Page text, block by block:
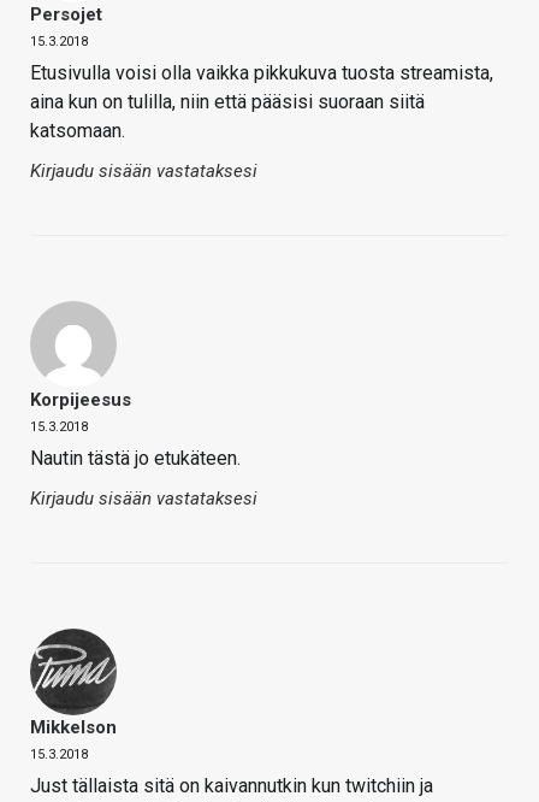
Persojet
15.3.2018
Etusivulla voisi olla vaikka pikkukuva tuosta streamista,
aina kun on tulilla, niin että pääsisi suoraan siitä
katsomaan.
Kirjaudu sisään vastataksesi
Korpijeesus
15.3.2018
Nautin tästä jo etukäteen.
Kirjaudu sisään vastataksesi
Mikkelson
15.3.2018
Just tällaista sitä on kaivannutkin kun twitchiin ja